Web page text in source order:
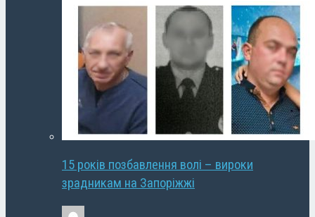
15 років позбавлення волі – вироки
зрадникам на Запоріжжі